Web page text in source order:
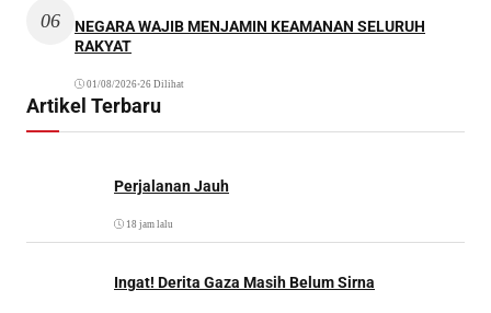
06
NEGARA WAJIB MENJAMIN KEAMANAN SELURUH
RAKYAT
01/08/2026•26 Dilihat
Artikel Terbaru
Perjalanan Jauh
18 jam lalu
Ingat! Derita Gaza Masih Belum Sirna